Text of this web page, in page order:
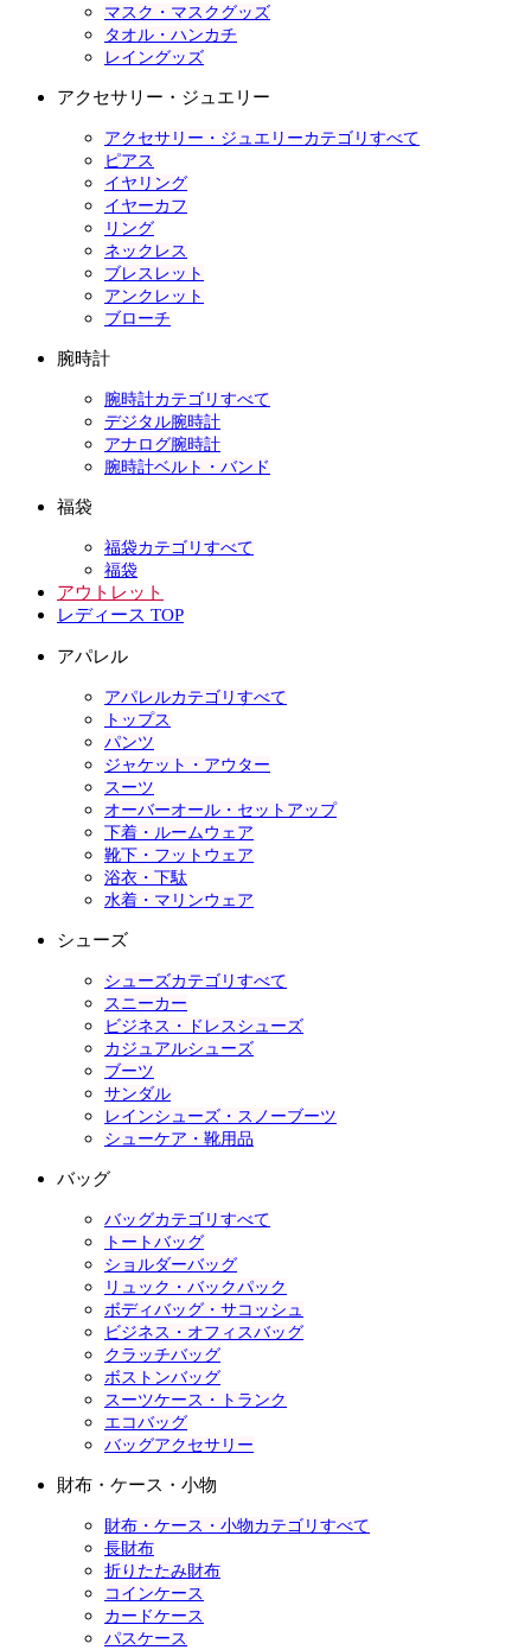
マスク・マスクグッズ
タオル・ハンカチ
レイングッズ
アクセサリー・ジュエリー
アクセサリー・ジュエリーカテゴリすべて
ピアス
イヤリング
イヤーカフ
リング
ネックレス
ブレスレット
アンクレット
ブローチ
腕時計
腕時計カテゴリすべて
デジタル腕時計
アナログ腕時計
腕時計ベルト・バンド
福袋
福袋カテゴリすべて
福袋
アウトレット
レディース TOP
アパレル
アパレルカテゴリすべて
トップス
パンツ
ジャケット・アウター
スーツ
オーバーオール・セットアップ
下着・ルームウェア
靴下・フットウェア
浴衣・下駄
水着・マリンウェア
シューズ
シューズカテゴリすべて
スニーカー
ビジネス・ドレスシューズ
カジュアルシューズ
ブーツ
サンダル
レインシューズ・スノーブーツ
シューケア・靴用品
バッグ
バッグカテゴリすべて
トートバッグ
ショルダーバッグ
リュック・バックパック
ボディバッグ・サコッシュ
ビジネス・オフィスバッグ
クラッチバッグ
ボストンバッグ
スーツケース・トランク
エコバッグ
バッグアクセサリー
財布・ケース・小物
財布・ケース・小物カテゴリすべて
長財布
折りたたみ財布
コインケース
カードケース
パスケース